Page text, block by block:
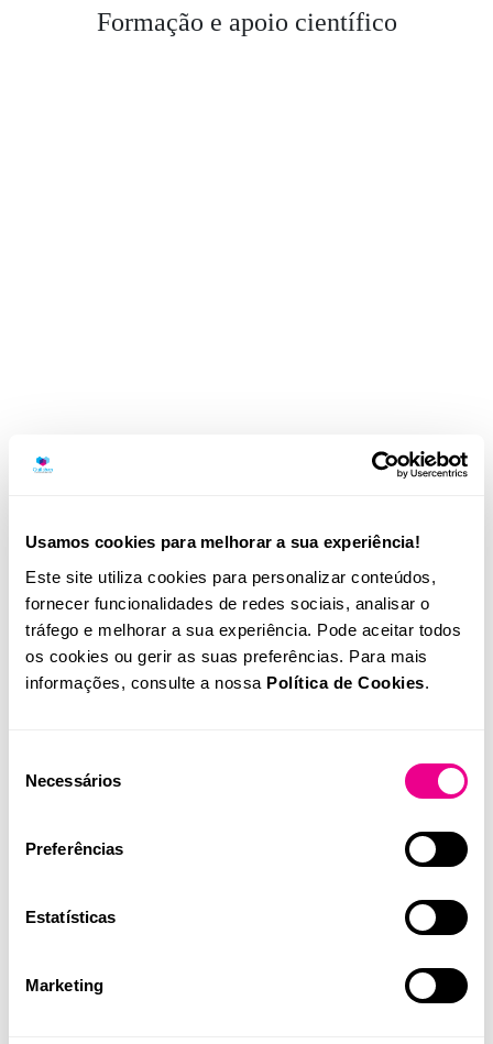
Usamos cookies para melhorar a sua experiência!
Este site utiliza cookies para personalizar conteúdos,
fornecer funcionalidades de redes sociais, analisar o
tráfego e melhorar a sua experiência. Pode aceitar todos
os cookies ou gerir as suas preferências. Para mais
informações, consulte a nossa Política de Cookies.
Necessários
Preferências
Estatísticas
Marketing
Formação e apoio científico
Promoção e distribuição
Conheça outras soluções